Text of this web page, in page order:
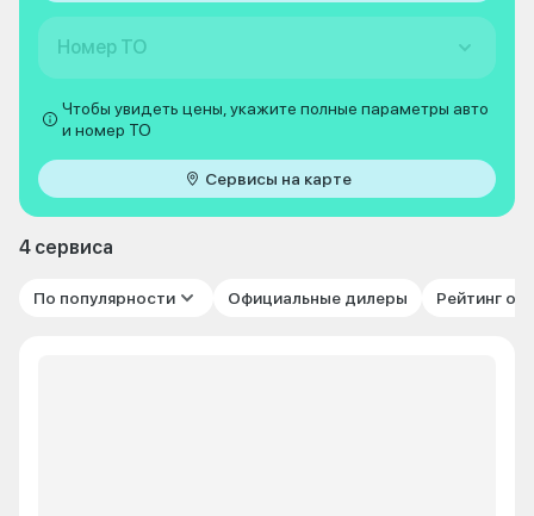
Номер ТО
Чтобы увидеть цены, укажите полные параметры авто
и номер ТО
Сервисы на карте
4 сервиса
По популярности Официальные дилеры Рейтинг